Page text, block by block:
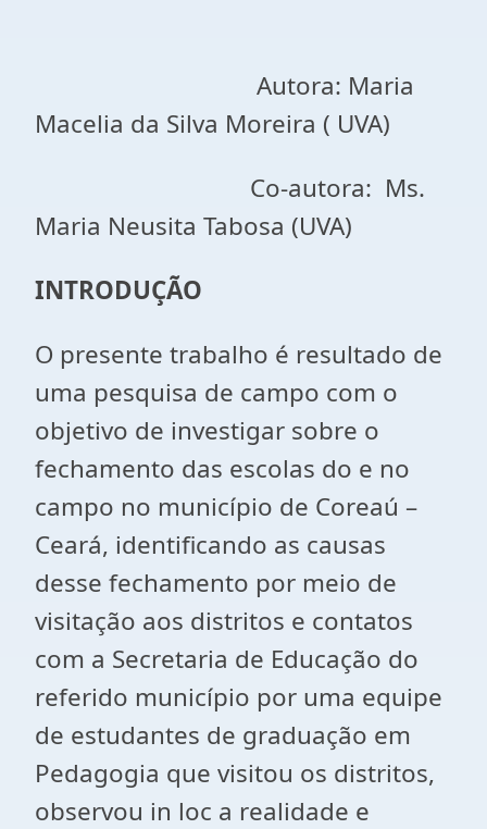
Autora: Maria
Macelia da Silva Moreira ( UVA)
Co-autora: Ms.
Maria Neusita Tabosa (UVA)
INTRODUÇÃO
O presente trabalho é resultado de
uma pesquisa de campo com o
objetivo de investigar sobre o
fechamento das escolas do e no
campo no município de Coreaú –
Ceará, identificando as causas
desse fechamento por meio de
visitação aos distritos e contatos
com a Secretaria de Educação do
referido município por uma equipe
de estudantes de graduação em
Pedagogia que visitou os distritos,
observou in loc a realidade e